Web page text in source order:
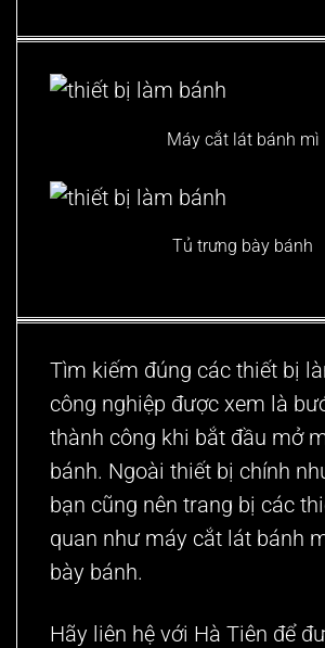
Máy cắt lát bánh mì
Tủ trưng bày bánh
Tìm kiếm đúng các thiết bị
công nghiệp được xem là
thành công khi bắt đầu mở
bánh. Ngoài thiết bị chính
bạn cũng nên trang bị các
quan như máy cắt lát bánh
bày bánh.
Hãy liên hệ với Hà Tiên để